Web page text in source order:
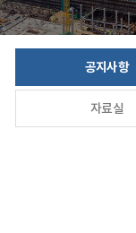
공지사항
자료실